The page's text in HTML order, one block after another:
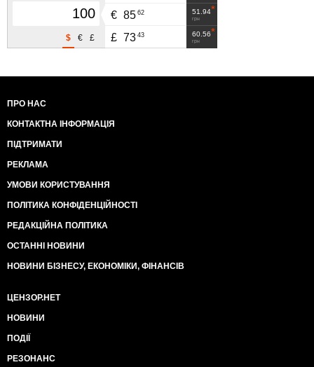
£
€
$
51.94
грн
€ 85 62
60.56
грн
£ 73 43
ПРО НАС
КОНТАКТНА ІНФОРМАЦІЯ
ПІДТРИМАТИ
РЕКЛАМА
УМОВИ КОРИСТУВАННЯ
ПОЛІТИКА КОНФІДЕНЦІЙНОСТІ
РЕДАКЦІЙНА ПОЛІТИКА
ОСТАННІ НОВИНИ
НОВИНИ БІЗНЕСУ, ЕКОНОМІКИ, ФІНАНСІВ
ЦЕНЗОР.НЕТ
НОВИНИ
ПОДІЇ
РЕЗОНАНС